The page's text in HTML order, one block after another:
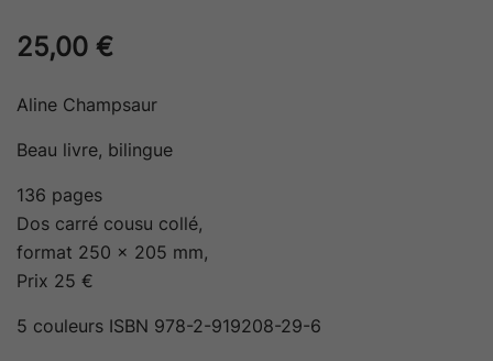
25,00 €
Aline Champsaur
Beau livre, bilingue
136 pages
Dos carré cousu collé,
format 250 x 205 mm,
Prix 25 €
5 couleurs ISBN 978-2-919208-29-6